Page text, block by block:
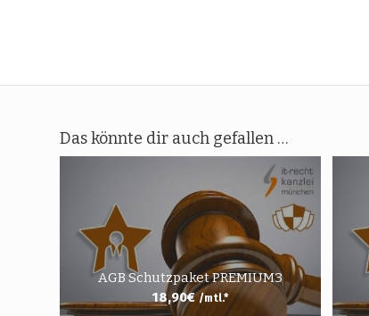
Das könnte dir auch gefallen …
AGB Schutzpaket PREMIUM3
18,90€ /mtl.*